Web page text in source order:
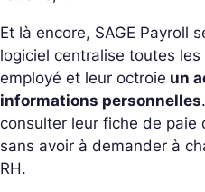
Et là encore, SAGE Payroll
logiciel centralise toutes
employé et leur octroie un
informations personnelles
consulter leur fiche de paie
sans avoir à demander à
RH.